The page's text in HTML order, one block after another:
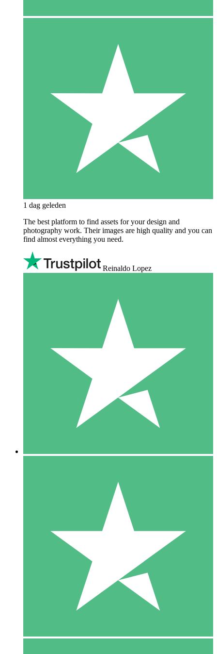
1 dag geleden
The best platform to find assets for your design and
photography work. Their images are high quality and you can
find almost everything you need.
Reinaldo Lopez